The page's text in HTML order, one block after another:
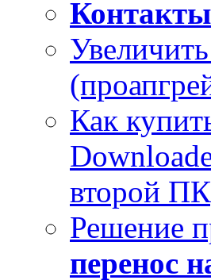
Как
второй
Решение
перенос